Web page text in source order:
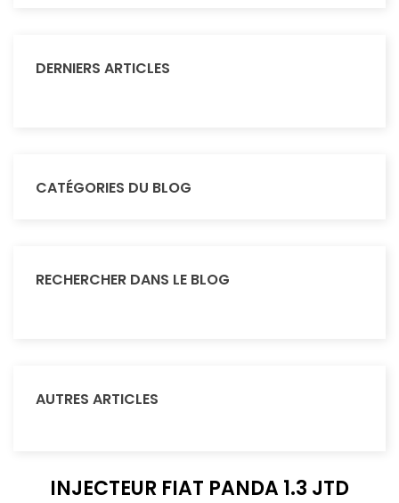
DERNIERS ARTICLES
CATÉGORIES DU BLOG
RECHERCHER DANS LE BLOG
AUTRES ARTICLES
INJECTEUR FIAT PANDA 1.3 JTD